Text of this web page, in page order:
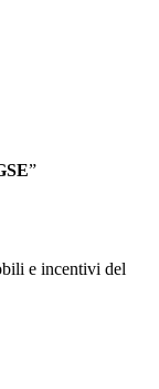
”
e incentivi del